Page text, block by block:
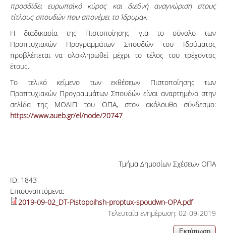
προσδίδει ευρωπαϊκό κύρος και διεθνή αναγνώριση στους
τίτλους σπουδών που απονέμει το Ίδρυμα».
Η διαδικασία της Πιστοποίησης για το σύνολο των
Προπτυχιακών Προγραμμάτων Σπουδών του Ιδρύματος
προβλέπεται να ολοκληρωθεί μέχρι το τέλος του τρέχοντος
έτους.
Το τελικό κείμενο των εκθέσεων Πιστοποίησης των
Προπτυχιακών Προγραμμάτων Σπουδών είναι αναρτημένο στην
σελίδα της ΜΟΔΙΠ του ΟΠΑ, στον ακόλουθο σύνδεσμο:
https://www.aueb.gr/el/node/20747
Τμήμα Δημοσίων Σχέσεων ΟΠΑ
ID: 1843
Επισυναπτόμενα:
2019-09-02_DT-Pistopoihsh-proptux-spoudwn-OPA.pdf
Τελευταία ενημέρωση: 02-09-2019